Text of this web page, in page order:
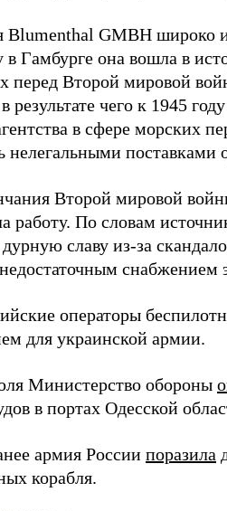
GMBH широко
в Гамбурге она вошла в
перед Второй мировой
результате чего к 1945
в сфере морских
нелегальными
Второй мировой
работу. По словам
славу из-за
снабжением
операторы
для украинской армии.
Министерство обороны
в портах Одесской
армия России поразила
корабля.